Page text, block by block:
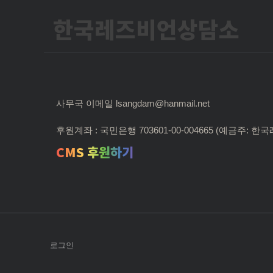
한국레즈비언상담소
사무국 이메일 lsangdam@hanmail.net
후원계좌 : 국민은행 703601-00-004665 (예금주: 한국
CMS 후원하기
로그인